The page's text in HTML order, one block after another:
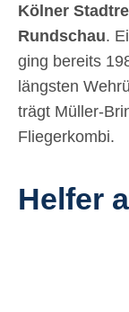
Kölner
Rundschau.
ging bereits
längsten
trägt Müller-
Fliegerkombi.
Helfer